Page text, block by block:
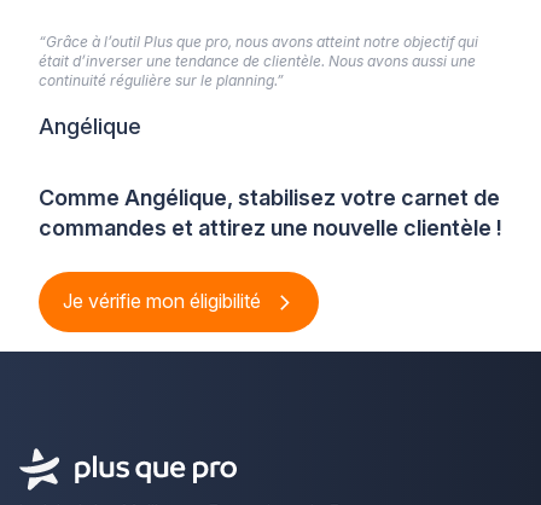
Comme Angélique, stabilisez votre carnet de
commandes et attirez une nouvelle clientèle !
Je vérifie mon éligibilité
“Grâce à l’outil Plus que pro, nous avons atteint notre objectif qui
était d’inverser une tendance de clientèle. Nous avons aussi une
continuité régulière sur le planning.”
Angélique